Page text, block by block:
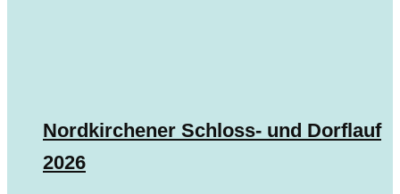
Nordkirchener Schloss- und Dorflauf
2026